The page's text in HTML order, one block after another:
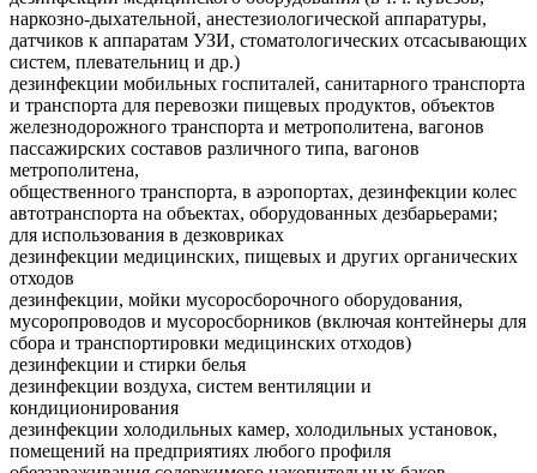
наркозно-дыхательной, анестезиологической аппаратуры,
датчиков к аппаратам УЗИ, стоматологических отсасывающих
систем, плевательниц и др.)
дезинфекции мобильных госпиталей, санитарного транспорта
и транспорта для перевозки пищевых продуктов, объектов
железнодорожного транспорта и метрополитена, вагонов
пассажирских составов различного типа, вагонов
метрополитена,
общественного транспорта, в аэропортах, дезинфекции колес
автотранспорта на объектах, оборудованных дезбарьерами;
для использования в дезковриках
дезинфекции медицинских, пищевых и других органических
отходов
дезинфекции, мойки мусоросборочного оборудования,
мусоропроводов и мусоросборников (включая контейнеры для
сбора и транспортировки медицинских отходов)
дезинфекции и стирки белья
дезинфекции воздуха, систем вентиляции и
кондиционирования
дезинфекции холодильных камер, холодильных установок,
помещений на предприятиях любого профиля